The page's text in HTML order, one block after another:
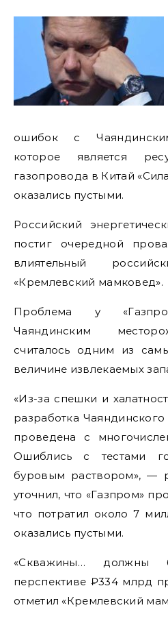
ошибок с
которое является
газопровода в Китай
оказались пустыми.
Российский
постиг очередной
влиятельный
«Кремлевский мамковед».
Проблема у
Чаяндинским
считалось одним из
величине извлекаемых
«Из-за спешки и
разработка
проведена с
Ошиблись с тестами
буровым раствором», —
уточнил, что «Газпром»
что потратил около 7
оказались пустыми.
«Скважины… должны
перспективе ₽334 млрд
отметил «Кремлевский